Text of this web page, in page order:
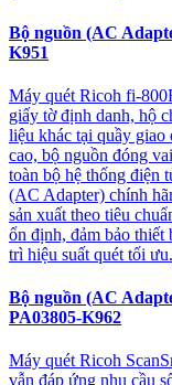
Bộ nguồn (AC
K951
Máy quét Ricoh fi-
giấy tờ định danh, hộ
liệu khác tại quầy
cao, bộ nguồn đóng
toàn bộ hệ thống điện
(AC Adapter) chính
sản xuất theo tiêu
ổn định, đảm bảo thiết
trì hiệu suất quét tối ưu.
Bộ nguồn (AC
PA03805-K962
Máy quét Ricoh
vẫn đáp ứng nhu cầu